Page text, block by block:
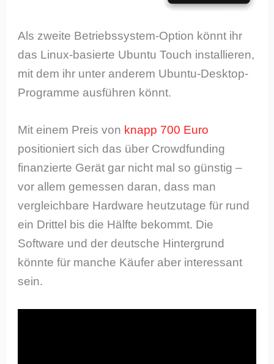
Als zweite Betriebssystem-Option könnt ihr
das Linux-basierte Ubuntu Touch installieren,
mit dem ihr unter anderem Ubuntu-Desktop-
Programme ausführen könnt.
Mit einem Preis von knapp 700 Euro
positioniert sich das über Crowdfunding
finanzierte Gerät gar nicht mal so günstig –
vor allem gemessen daran, dass man
vergleichbare Hardware heutzutage für rund
ein Drittel bis die Hälfte bekommt. Die
Software und der deutsche Hintergrund
könnte für manche Käufer aber interessant
sein.